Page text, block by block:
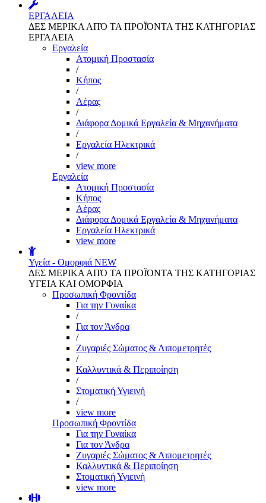
ΕΡΓΑΛΕΙΑ
ΔΕΣ ΜΕΡΙΚΑ ΑΠΌ ΤΑ ΠΡΟΪΌΝΤΑ ΤΗΣ ΚΑΤΗΓΟΡΙΑΣ
ΕΡΓΑΛΕΙΑ
Εργαλεία
Aτομική Προστασία
/
Kήπος
/
Αέρας
/
Διάφορα Δομικά Εργαλεία & Μηχανήματα
/
Εργαλεία Ηλεκτρικά
/
view more
Εργαλεία
Aτομική Προστασία
Kήπος
Αέρας
Διάφορα Δομικά Εργαλεία & Μηχανήματα
Εργαλεία Ηλεκτρικά
view more
Υγεία - Ομορφιά NEW
ΔΕΣ ΜΕΡΙΚΑ ΑΠΌ ΤΑ ΠΡΟΪΌΝΤΑ ΤΗΣ ΚΑΤΗΓΟΡΙΑΣ
ΥΓΕΙΑ ΚΑΙ ΟΜΟΡΦΙΑ
Προσωπική Φροντίδα
Για την Γυναίκα
/
Για τον Άνδρα
/
Ζυγαριές Σώματος & Λιπομετρητές
/
Καλλυντικά & Περιποίηση
/
Στοματική Υγιεινή
/
view more
Προσωπική Φροντίδα
Για την Γυναίκα
Για τον Άνδρα
Ζυγαριές Σώματος & Λιπομετρητές
Καλλυντικά & Περιποίηση
Στοματική Υγιεινή
view more